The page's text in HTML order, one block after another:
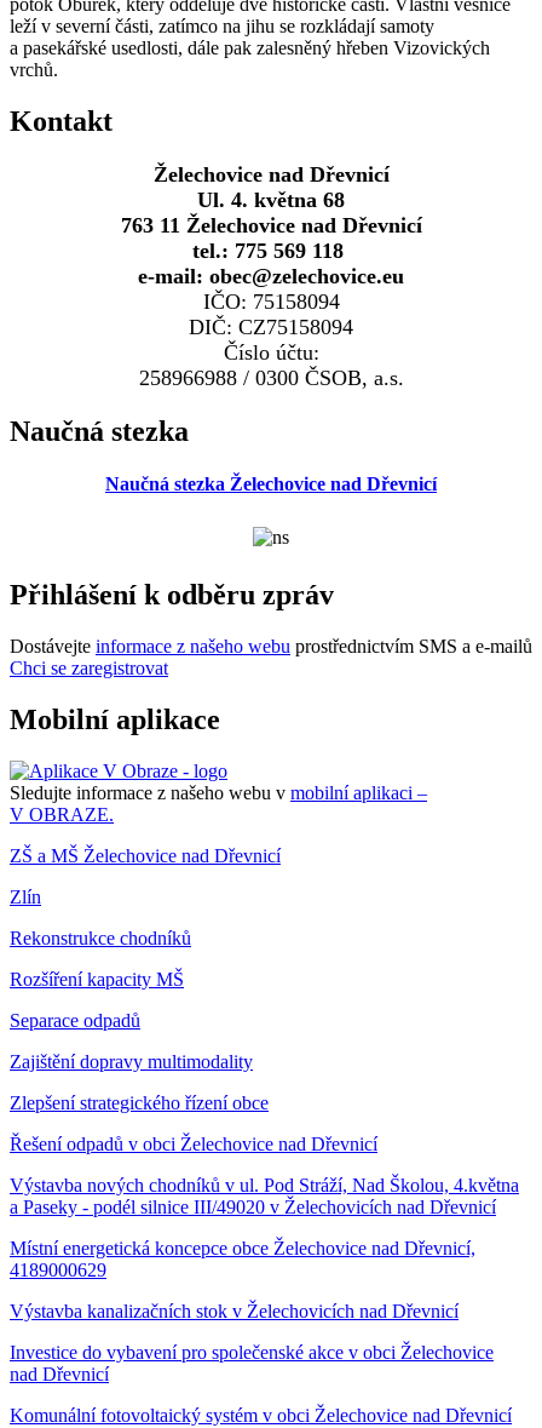
potok Obůrek, který odděluje dvě historické části. Vlastní vesnice
leží v severní části, zatímco na jihu se rozkládají samoty
a pasekářské usedlosti, dále pak zalesněný hřeben Vizovických
vrchů.
Kontakt
Želechovice nad Dřevnicí
Ul. 4. května 68
763 11 Želechovice nad Dřevnicí
tel.: 775 569 118
e-mail: obec@zelechovice.eu
IČO: 75158094
DIČ: CZ75158094
Číslo účtu:
258966988 / 0300 ČSOB, a.s.
Naučná stezka
Naučná stezka Želechovice nad Dřevnicí
Přihlášení k odběru zpráv
Dostávejte informace z našeho webu prostřednictvím SMS a e-mailů
Chci se zaregistrovat
Mobilní aplikace
Sledujte informace z našeho webu v mobilní aplikaci –
V OBRAZE.
ZŠ a MŠ Želechovice nad Dřevnicí
Zlín
Rekonstrukce chodníků
Rozšíření kapacity MŠ
Separace odpadů
Zajištění dopravy multimodality
Zlepšení strategického řízení obce
Řešení odpadů v obci Želechovice nad Dřevnicí
Výstavba nových chodníků v ul. Pod Stráží, Nad Školou, 4.května
a Paseky - podél silnice III/49020 v Želechovicích nad Dřevnicí
Místní energetická koncepce obce Želechovice nad Dřevnicí,
4189000629
Výstavba kanalizačních stok v Želechovicích nad Dřevnicí
Investice do vybavení pro společenské akce v obci Želechovice
nad Dřevnicí
Komunální fotovoltaický systém v obci Želechovice nad Dřevnicí